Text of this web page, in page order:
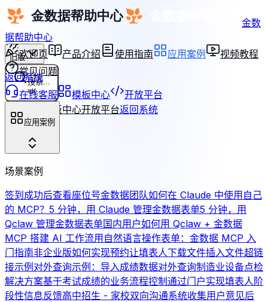
金数
据帮助中心
旧版
搜索...
⌘K
在线客服 模板中心开放平台返回系统
欢迎页 产品介绍 使用指南 应用案例
视频教程
常见问题
返回系统
在线客服
模板中心 开放平台
应用案例
场景案例
签到成功后查看座位号金数据团队如何在 Claude 中使用自己
的 MCP？ 5 分钟，用 Claude 管理金数据表单5 分钟，用
Qclaw 管理金数据表单国内用户如何用 Qclaw + 金数据
MCP 搭建 AI 工作流用自然语言操作表单：金数据 MCP 入
门指南非企业版如何实现预约让填表人下载文件插入文件超链
接示例对外查询示例：导入成绩数据对外查询制造业设备点检
解决方案基于考试成绩的业务流程控制通过门户实现填表人阶
段性信息反馈高中招生 - 家校双向沟通系统收集用户意见后